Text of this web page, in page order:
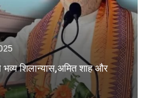
भव्य शिलान्यास,अमित शाह और